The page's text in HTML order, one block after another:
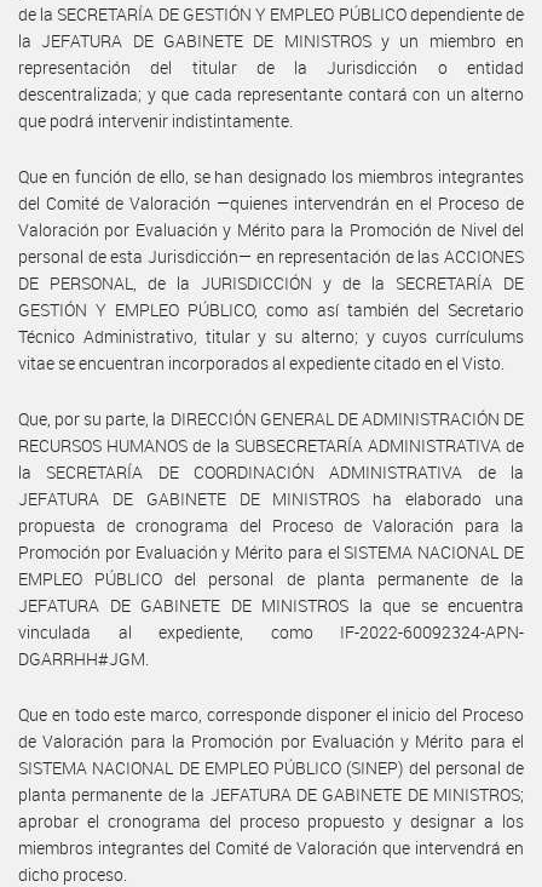
de la SECRETARÍA DE GESTIÓN Y EMPLEO PÚBLICO dependiente de
la JEFATURA DE GABINETE DE MINISTROS y un miembro en
representación del titular de la Jurisdicción o entidad
descentralizada; y que cada representante contará con un alterno
que podrá intervenir indistintamente.
Que en función de ello, se han designado los miembros integrantes
del Comité de Valoración —quienes intervendrán en el Proceso de
Valoración por Evaluación y Mérito para la Promoción de Nivel del
personal de esta Jurisdicción— en representación de las ACCIONES
DE PERSONAL, de la JURISDICCIÓN y de la SECRETARÍA DE
GESTIÓN Y EMPLEO PÚBLICO, como así también del Secretario
Técnico Administrativo, titular y su alterno; y cuyos currículums
vitae se encuentran incorporados al expediente citado en el Visto.
Que, por su parte, la DIRECCIÓN GENERAL DE ADMINISTRACIÓN DE
RECURSOS HUMANOS de la SUBSECRETARÍA ADMINISTRATIVA de
la SECRETARÍA DE COORDINACIÓN ADMINISTRATIVA de la
JEFATURA DE GABINETE DE MINISTROS ha elaborado una
propuesta de cronograma del Proceso de Valoración para la
Promoción por Evaluación y Mérito para el SISTEMA NACIONAL DE
EMPLEO PÚBLICO del personal de planta permanente de la
JEFATURA DE GABINETE DE MINISTROS la que se encuentra
vinculada al expediente, como IF-2022-60092324-APN-
DGARRHH#JGM.
Que en todo este marco, corresponde disponer el inicio del Proceso
de Valoración para la Promoción por Evaluación y Mérito para el
SISTEMA NACIONAL DE EMPLEO PÚBLICO (SINEP) del personal de
planta permanente de la JEFATURA DE GABINETE DE MINISTROS;
aprobar el cronograma del proceso propuesto y designar a los
miembros integrantes del Comité de Valoración que intervendrá en
dicho proceso.